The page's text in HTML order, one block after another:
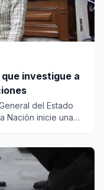
investigue a
del Estado
Nación inicie una